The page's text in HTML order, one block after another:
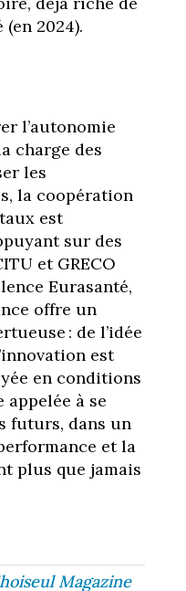
2024).
l’autonomie
charge des
les
la coopération
est
sur des
et GRECO
Eurasanté,
offre un
: de l’idée
est
en conditions
appelée à se
futurs, dans un
et la
plus que jamais
Magazine